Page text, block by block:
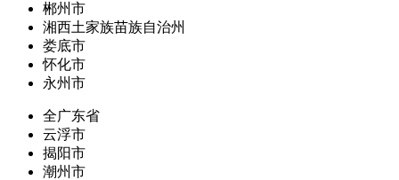
郴州市
湘西土家族苗族自治州
娄底市
怀化市
永州市
全广东省
云浮市
揭阳市
潮州市